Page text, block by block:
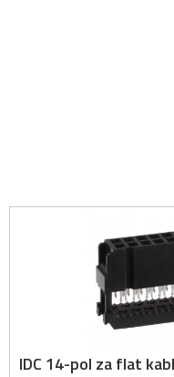
IDC 14-pol za flat